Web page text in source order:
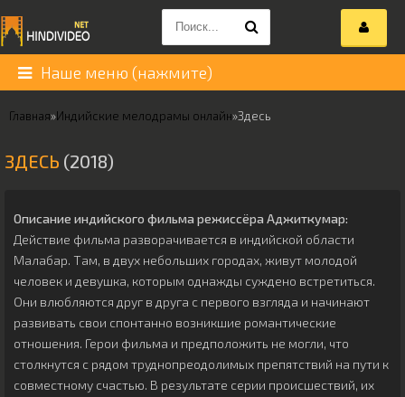
Наше меню (нажмите)
Главная»Индийские мелодрамы онлайн»Здесь
ЗДЕСЬ (2018)
Описание индийского фильма режиссёра Аджиткумар:
Действие фильма разворачивается в индийской области
Малабар. Там, в двух небольших городах, живут молодой
человек и девушка, которым однажды суждено встретиться.
Они влюбляются друг в друга с первого взгляда и начинают
развивать свои спонтанно возникшие романтические
отношения. Герои фильма и предположить не могли, что
столкнутся с рядом труднопреодолимых препятствий на пути к
совместному счастью. В результате серии происшествий, их